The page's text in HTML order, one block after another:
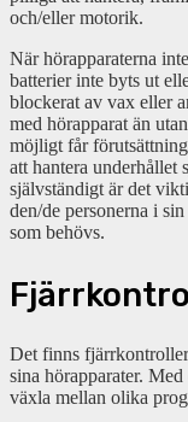
och/eller motorik.
När hörapparaterna
batterier inte byts ut
blockerat av vax eller
med hörapparat än
möjligt får
att hantera underhållet
självständigt är det
den/de personerna i
som behövs.
Det finns
sina hörapparater.
växla mellan olika